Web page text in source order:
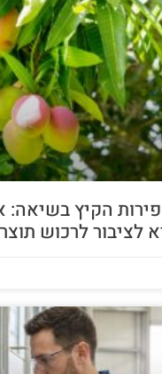
הקיץ בשיאה:
לציבור לרכוש